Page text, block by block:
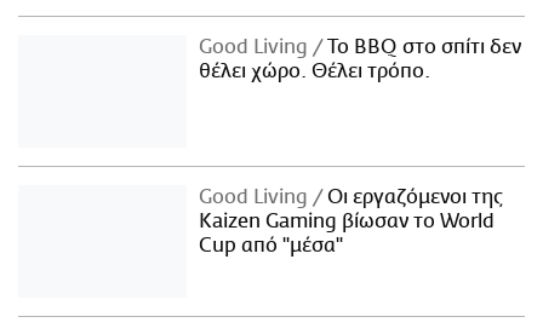
Good Living
Το BBQ στο σπίτι δεν
θέλει χώρο. Θέλει τρόπο.
Good Living
Οι εργαζόμενοι της
Kaizen Gaming βίωσαν το World
Cup από "μέσα"